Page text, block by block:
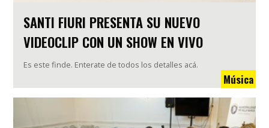
SANTI FIURI PRESENTA SU NUEVO
VIDEOCLIP CON UN SHOW EN VIVO
Es este finde. Enterate de todos los detalles acá.
Música